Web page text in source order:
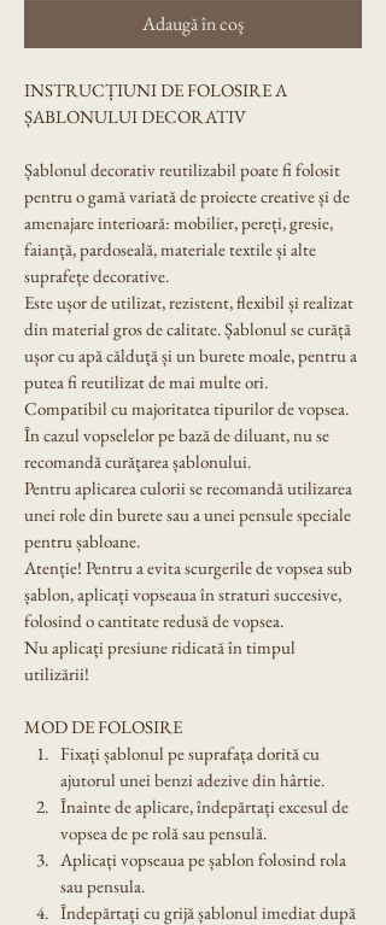
Adaugă în coș
INSTRUCȚIUNI DE FOLOSIRE A
ȘABLONULUI DECORATIV
Șablonul decorativ reutilizabil poate fi folosit
pentru o gamă variată de proiecte creative și de
amenajare interioară: mobilier, pereți, gresie,
faianță, pardoseală, materiale textile și alte
suprafețe decorative.
Este ușor de utilizat, rezistent, flexibil și realizat
din material gros de calitate. Șablonul se curăță
ușor cu apă călduță și un burete moale, pentru a
putea fi reutilizat de mai multe ori.
Compatibil cu majoritatea tipurilor de vopsea.
În cazul vopselelor pe bază de diluant, nu se
recomandă curățarea șablonului.
Pentru aplicarea culorii se recomandă utilizarea
unei role din burete sau a unei pensule speciale
pentru șabloane.
Atenție! Pentru a evita scurgerile de vopsea sub
șablon, aplicați vopseaua în straturi succesive,
folosind o cantitate redusă de vopsea.
Nu aplicați presiune ridicată în timpul
utilizării!
MOD DE FOLOSIRE
Fixați șablonul pe suprafața dorită cu
ajutorul unei benzi adezive din hârtie.
Înainte de aplicare, îndepărtați excesul de
vopsea de pe rolă sau pensulă.
Aplicați vopseaua pe șablon folosind rola
sau pensula.
Îndepărtați cu grijă șablonul imediat după